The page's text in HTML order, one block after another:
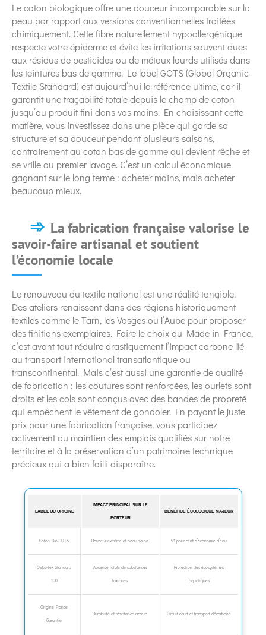
Le coton biologique offre une douceur incomparable sur la
peau par rapport aux versions conventionnelles traitées
chimiquement. Cette fibre naturellement hypoallergénique
respecte votre épiderme et évite les irritations souvent dues
aux résidus de pesticides ou de métaux lourds utilisés dans
les teintures bas de gamme. Le label GOTS (Global Organic
Textile Standard) est aujourd’hui la référence ultime, car il
garantit une traçabilité totale depuis le champ de coton
jusqu’au produit fini dans vos mains. En choisissant cette
matière, vous investissez dans une pièce qui garde sa
structure et sa douceur pendant plusieurs saisons,
contrairement au coton bas de gamme qui devient rêche et
se vrille au premier lavage. C’est un calcul économique
gagnant sur le long terme : acheter moins, mais acheter
beaucoup mieux.
La fabrication française valorise le
savoir-faire artisanal et soutient
l’économie locale
Le renouveau du textile national est une réalité tangible.
Des ateliers renaissent dans des régions historiquement
textiles comme le Tarn, les Vosges ou l’Aube pour proposer
des finitions exemplaires. Faire le choix du Made in France,
c’est avant tout réduire drastiquement l’impact carbone lié
au transport international transatlantique ou
transcontinental. Mais c’est aussi une garantie de qualité
de fabrication : les coutures sont renforcées, les ourlets sont
droits et les cols sont conçus avec des bandes de propreté
qui empêchent le vêtement de gondoler. En payant le juste
prix pour une fabrication française, vous participez
activement au maintien des emplois qualifiés sur notre
territoire et à la préservation d’un patrimoine technique
précieux qui a bien failli disparaître.
LABEL OU ORIGINE
IMPACT PRINCIPAL SUR LE
PORTEUR
BÉNÉFICE ÉCOLOGIQUE MAJEUR
Coton Bio GOTS Douceur extrême et peau saine 91 pour cent d’économie d’eau
Oeko-Tex Standard
100
Absence totale de substances
toxiques
Protection des écosystèmes
aquatiques
Origine France
Garantie
Durabilité et résistance accrue Circuit court et transport décarboné